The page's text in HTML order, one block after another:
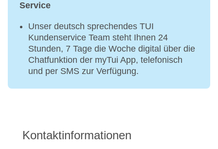
Service
Unser deutsch sprechendes TUI
Kundenservice Team steht Ihnen 24
Stunden, 7 Tage die Woche digital über die
Chatfunktion der myTui App, telefonisch
und per SMS zur Verfügung.
Kontaktinformationen